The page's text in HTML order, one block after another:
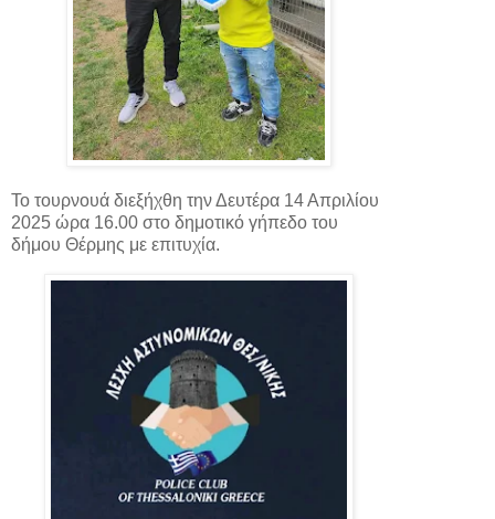
Το τουρνουά διεξήχθη την Δευτέρα 14 Απριλίου
2025 ώρα 16.00 στο δημοτικό γήπεδο του
δήμου Θέρμης με επιτυχία.